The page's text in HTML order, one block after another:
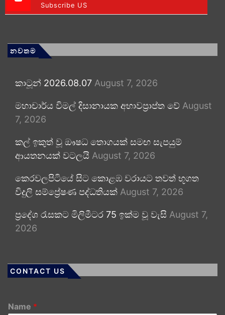
Subscribe US
නවතම
කාටූන් 2026.08.07 August 7, 2026
මහාචාර්ය විමල් දිසානායක අභාවප්‍රාප්ත වේ August
7, 2026
කල් ඉකුත් වූ ඖෂධ තොගයක් සමඟ සැපයුම්
ආයතනයක් වටලයි August 7, 2026
කෙරවලපිටියේ සිට කොළඹ වරායට තවත් භූගත
විදුලි සම්ප්‍රේෂණ පද්ධතියක් August 7, 2026
ප්‍රදේශ රැසකට මිලිමීටර 75 ඉක්ම වූ වැසි August 7,
2026
CONTACT US
Name *